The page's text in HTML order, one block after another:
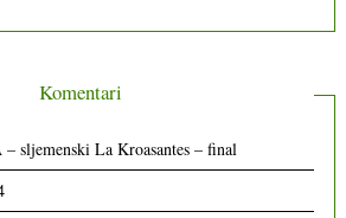
Komentari
– sljemenski La Kroasantes – final